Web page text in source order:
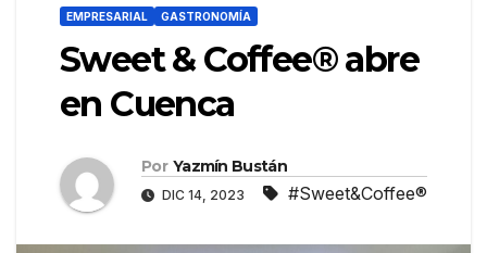
EMPRESARIAL GASTRONOMÍA
Sweet & Coffee® abre
en Cuenca
Por Yazmín Bustán
DIC 14, 2023 #Sweet&Coffee®